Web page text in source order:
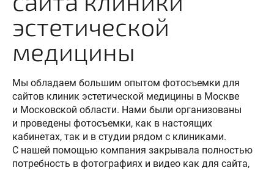
эстетической
медицины
Мы обладаем большим опытом фотосъемки для
сайтов клиник эстетической медицины в Москве
и Московской области. Нами были организованы
и проведены фотосъемки, как в настоящих
кабинетах, так и в студии рядом с клиниками.
С нашей помощью компания закрывала полностью
потребность в фотографиях и видео как для сайта,